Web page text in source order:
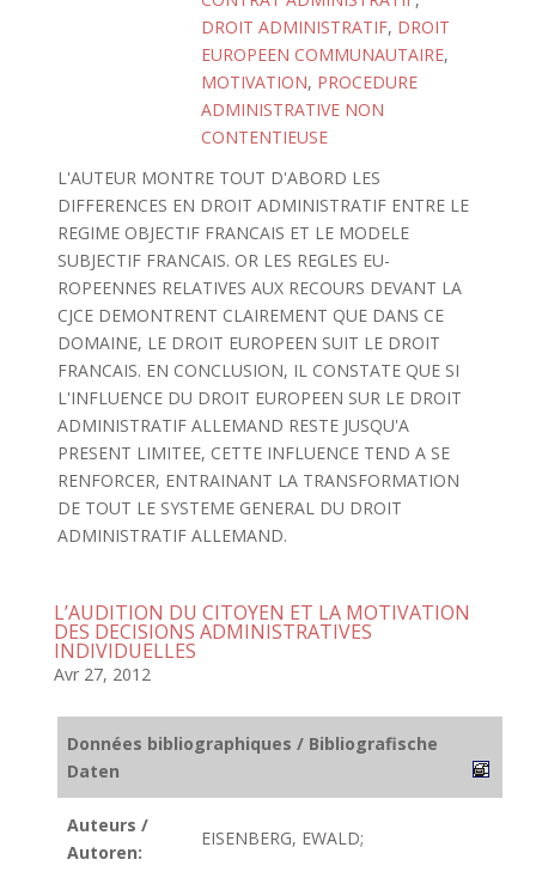
DROIT ADMINISTRATIF, DROIT
EUROPEEN COMMUNAUTAIRE,
MOTIVATION, PROCEDURE
ADMINISTRATIVE NON
CONTENTIEUSE
L'AUTEUR MONTRE TOUT D'ABORD LES
DIFFERENCES EN DROIT ADMINISTRATIF ENTRE LE
REGIME OBJECTIF FRANCAIS ET LE MODELE
SUBJECTIF FRANCAIS. OR LES REGLES EU-
ROPEENNES RELATIVES AUX RECOURS DEVANT LA
CJCE DEMONTRENT CLAIREMENT QUE DANS CE
DOMAINE, LE DROIT EUROPEEN SUIT LE DROIT
FRANCAIS. EN CONCLUSION, IL CONSTATE QUE SI
L'INFLUENCE DU DROIT EUROPEEN SUR LE DROIT
ADMINISTRATIF ALLEMAND RESTE JUSQU'A
PRESENT LIMITEE, CETTE INFLUENCE TEND A SE
RENFORCER, ENTRAINANT LA TRANSFORMATION
DE TOUT LE SYSTEME GENERAL DU DROIT
ADMINISTRATIF ALLEMAND.
L’AUDITION DU CITOYEN ET LA MOTIVATION
DES DECISIONS ADMINISTRATIVES
INDIVIDUELLES
Avr 27, 2012
Données bibliographiques / Bibliografische
Daten
Auteurs /
Autoren:
EISENBERG, EWALD;